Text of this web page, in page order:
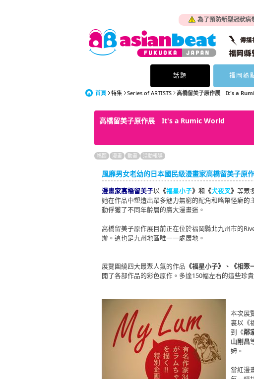
為了預防新型冠狀病
話題 福岡熱
首頁 特集 Series of ARTISTS 高橋留美子原作展 It's a
高橋留美子原作展 It's a Rumic World
福岡 漫畫 動畫 活動報導
風靡男女老幼的日本國民級漫畫家高橋留美子原
漫畫家高橋留美子以 《福星小子》和《犬夜叉》 等眾
她在作品中塑造出眾多魅力無窮的配角和略帶怪癖
動俘獲了不同年齡層的廣大漫畫迷。
高橋留美子原作展目前正在位於福岡縣北九州市的
辦。這也是九州地區唯一一處展地。
展覽圍繞四大最聚人氣的作品 《福星小子》、《相聚
開了各部作品的彩色原作。多達150幅左右的這些珍
本次展
裏以《
到《鄰
山剛昌
姆。
當紅漫